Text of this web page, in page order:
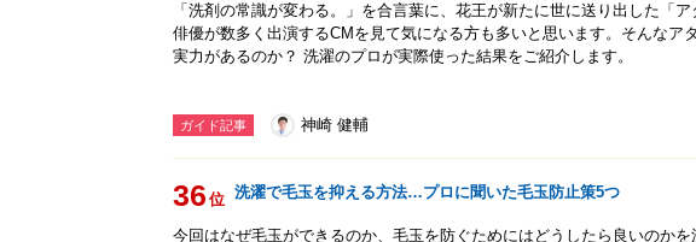
「洗剤の常識が変わる。」を合言葉に、花王が新たに世に送り出した「
俳優が数多く出演するCMを見て気になる方も多いと思います。そんなア
実力があるのか？ 洗濯のプロが実際使った結果をご紹介します。
ガイド記事 神崎 健輔
36 位 洗濯で毛玉を抑える方法…プロに聞いた毛玉防止策5つ
今回はなぜ毛玉ができるのか、毛玉を防ぐためにはどうしたら良いのか